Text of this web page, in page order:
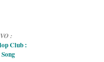
:
Club :